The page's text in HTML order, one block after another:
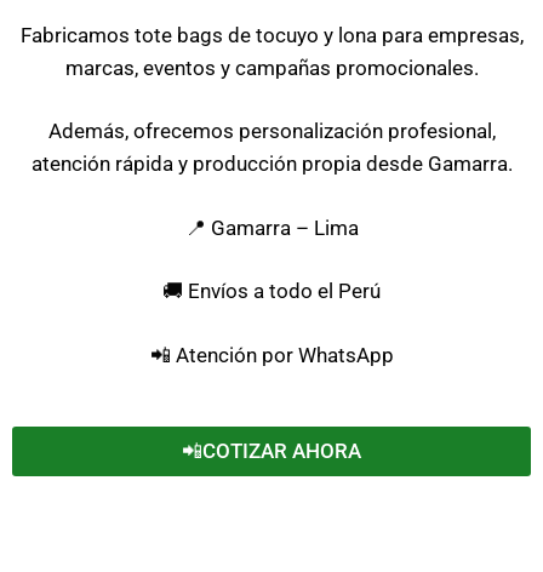
Fabricamos tote bags de tocuyo y lona para empresas,
marcas, eventos y campañas promocionales.
Además, ofrecemos personalización profesional,
atención rápida y producción propia desde Gamarra.
📍 Gamarra – Lima
🚚 Envíos a todo el Perú
📲 Atención por WhatsApp
📲COTIZAR AHORA